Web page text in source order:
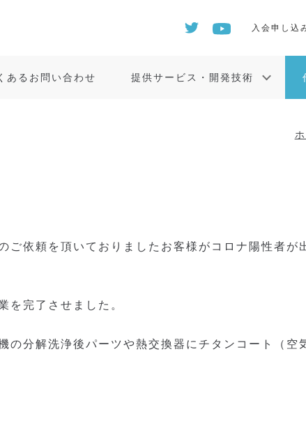
入会申し込
あるお問い合わせ 提供サービス・開発技術
ご依頼を頂いておりましたお客様がコロナ陽性者が
を完了させました。
の分解洗浄後パーツや熱交換器にチタンコート（空